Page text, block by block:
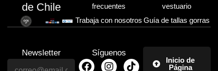
de Chile
frecuentes
Trabaja con nosotros
vestuario
Guía de tallas gorras
Newsletter Síguenos
Inicio de
Página